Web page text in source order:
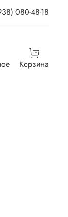
080-48-18
Корзина